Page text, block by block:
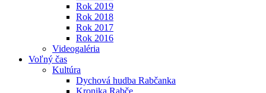
Rok 2019
Rok 2018
Rok 2017
Rok 2016
Videogaléria
Voľný čas
Kultúra
Dychová hudba Rabčanka
Kronika Rabče